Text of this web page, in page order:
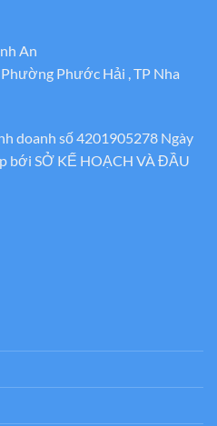
An
Phước Hải , TP Nha
doanh số 4201905278 Ngày
bới SỞ KẾ HOẠCH VÀ ĐẦU